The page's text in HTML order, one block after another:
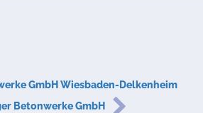
GmbH Wiesbaden-Delkenheim
Betonwerke GmbH